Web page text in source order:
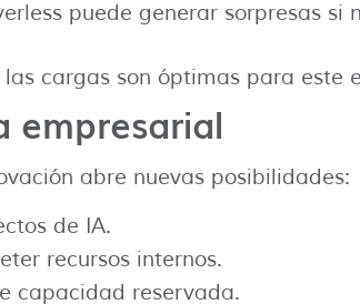
puede generar sorpresas si
cargas son óptimas para este
empresarial
abre nuevas posibilidades:
de IA.
recursos internos.
capacidad reservada.